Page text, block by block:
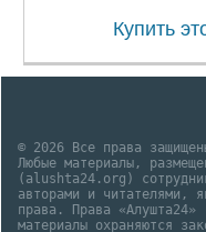
Купить
© 2026 Все права
Любые материалы,
(alushta24.org)
авторами и читателями,
права. Права
материалы охраняются